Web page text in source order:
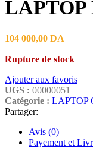
LAPTOP
104 000,00 DA
Rupture de stock
Ajouter aux favoris
UGS : 00000051
Catégorie : LAPTOP
Partager:
Avis (0)
Payement et